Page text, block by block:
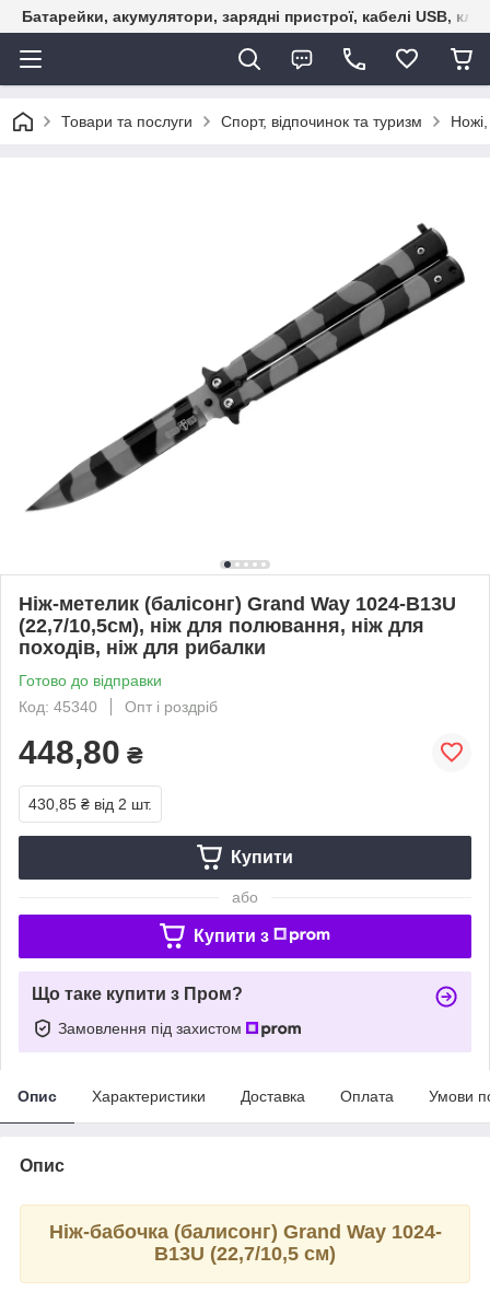
Батарейки, акумулятори, зарядні пристрої, кабелі USB,
Товари та послуги Спорт, відпочинок та туризм
Ніж-метелик (балісонг) Grand Way 1024-В13U
(22,7/10,5см), ніж для полювання, ніж для
походів, ніж для рибалки
Готово до відправки
Код: 45340
Опт і роздріб
448,80 ₴
430,85 ₴ від 2 шт.
Купити
або
Купити з
Що таке купити з Пром?
Замовлення під захистом
Опис Характеристики Доставка Оплата Умови
Опис
Ніж-бабочка (балисонг) Grand Way 1024-
В13U (22,7/10,5 см)